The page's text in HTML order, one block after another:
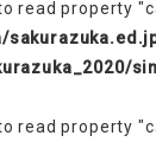
read property
read property